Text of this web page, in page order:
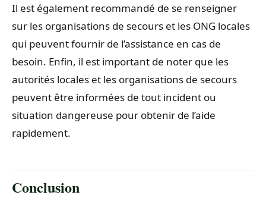
Il est également recommandé de se renseigner
sur les organisations de secours et les ONG locales
qui peuvent fournir de l’assistance en cas de
besoin. Enfin, il est important de noter que les
autorités locales et les organisations de secours
peuvent être informées de tout incident ou
situation dangereuse pour obtenir de l’aide
rapidement.
Conclusion